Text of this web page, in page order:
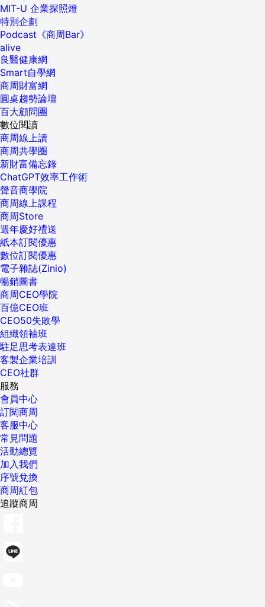
MIT-U 企業探照燈
特別企劃
Podcast《商周Bar》
alive
良醫健康網
Smart自學網
商周財富網
圓桌趨勢論壇
百大顧問團
數位閱讀
商周線上讀
商周共學圈
新財富備忘錄
ChatGPT效率工作術
聲音商學院
商周線上課程
商周Store
週年慶好禮送
紙本訂閱優惠
數位訂閱優惠
電子雜誌(Zinio)
暢銷圖書
商周CEO學院
百億CEO班
CEO50失敗學
組織領袖班
駐足思考表達班
客製企業培訓
CEO社群
服務
會員中心
訂閱商周
客服中心
常見問題
活動總覽
加入我們
序號兌換
商周紅包
追蹤商周